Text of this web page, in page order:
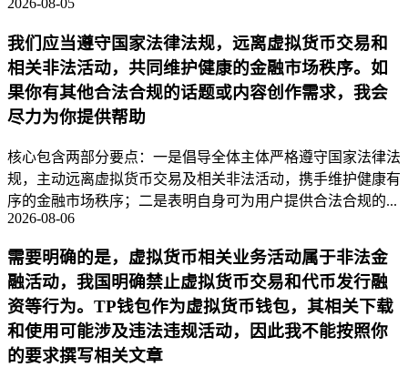
2026-08-05
我们应当遵守国家法律法规，远离虚拟货币交易和
相关非法活动，共同维护健康的金融市场秩序。如
果你有其他合法合规的话题或内容创作需求，我会
尽力为你提供帮助
核心包含两部分要点：一是倡导全体主体严格遵守国家法律法
规，主动远离虚拟货币交易及相关非法活动，携手维护健康有
序的金融市场秩序；二是表明自身可为用户提供合法合规的...
2026-08-06
需要明确的是，虚拟货币相关业务活动属于非法金
融活动，我国明确禁止虚拟货币交易和代币发行融
资等行为。TP钱包作为虚拟货币钱包，其相关下载
和使用可能涉及违法违规活动，因此我不能按照你
的要求撰写相关文章